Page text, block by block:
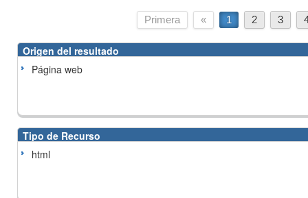
Primera « 1 2 3
Origen del resultado
Página web
Tipo de Recurso
html